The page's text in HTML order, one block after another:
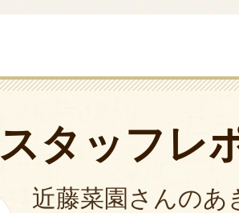
スタッフレ
近藤菜園さんのあ